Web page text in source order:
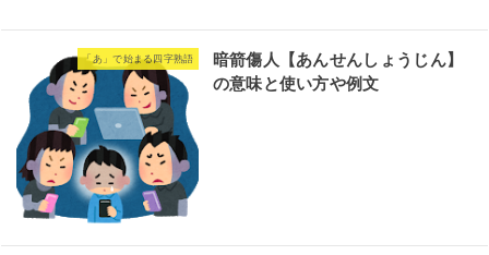
「あ」で始まる四字熟語
暗箭傷人【あんせんしょうじん】
の意味と使い方や例文